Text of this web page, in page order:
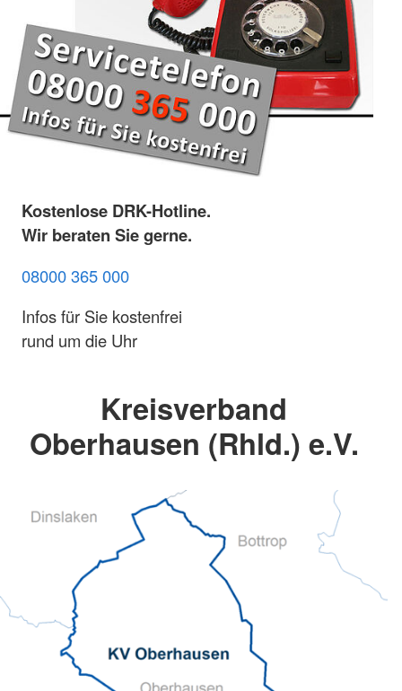
Kostenlose DRK-Hotline.
Wir beraten Sie gerne.
08000 365 000
Infos für Sie kostenfrei
rund um die Uhr
Kreisverband
Oberhausen (Rhld.) e.V.